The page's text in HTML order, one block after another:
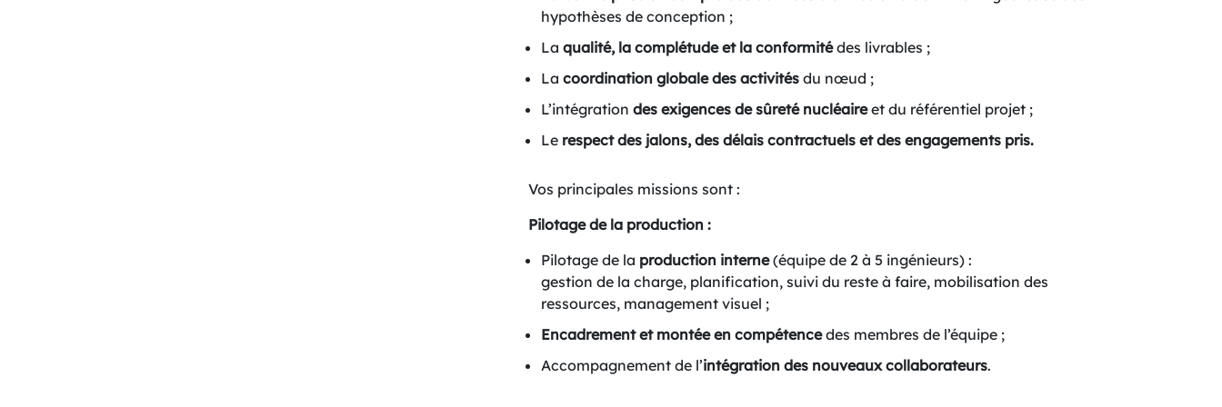
hypothèses de conception ;
La qualité, la complétude et la conformitédes livrables ;
La coordination globale des activitésdu nœud ;
L’intégration des exigences de sûreté nucléaireet du référentiel projet ;
Le respect des jalons, des délais contractuels et des engagements pris.
Vos principales missions sont :
Pilotage de la production :
Pilotage de la production interne(équipe de 2 à 5 ingénieurs) :
gestion de la charge, planification, suivi du reste à faire, mobilisation des
ressources, management visuel ;
Encadrement et montée en compétencedes membres de l’équipe ;
Accompagnement de l’intégration des nouveaux collaborateurs.